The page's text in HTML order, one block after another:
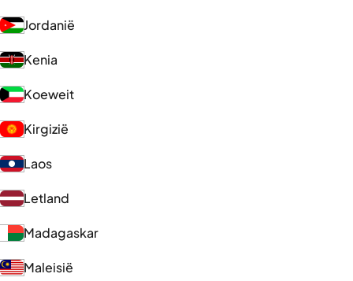
Jordanië
Kenia
Koeweit
Kirgizië
Laos
Letland
Madagaskar
Maleisië